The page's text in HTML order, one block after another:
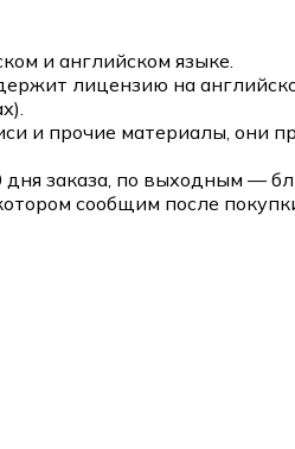
и английском языке.
лицензию на
и прочие материалы, они
заказа, по выходным —
сообщим после